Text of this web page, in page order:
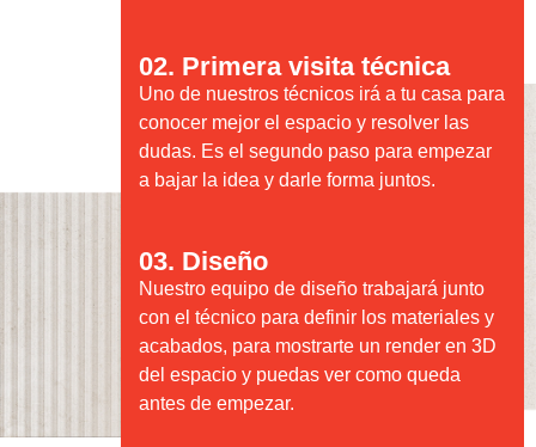
02. Primera visita técnica
Uno de nuestros técnicos irá a tu casa para
conocer mejor el espacio y resolver las
dudas. Es el segundo paso para empezar
a bajar la idea y darle forma juntos.
03. Diseño
Nuestro equipo de diseño trabajará junto
con el técnico para definir los materiales y
acabados, para mostrarte un render en 3D
del espacio y puedas ver como queda
antes de empezar.